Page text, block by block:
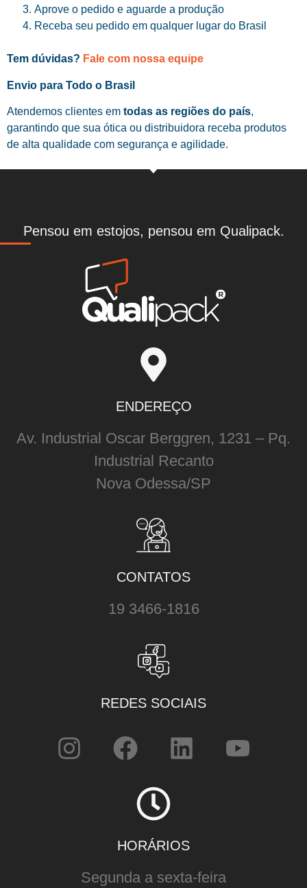
Aprove o pedido e aguarde a produção
Receba seu pedido em qualquer lugar do Brasil
Tem dúvidas? Fale com nossa equipe
Envio para Todo o Brasil
Atendemos clientes em todas as regiões do país,
garantindo que sua ótica ou distribuidora receba produtos
de alta qualidade com segurança e agilidade.
Pensou em estojos, pensou em Qualipack.
ENDEREÇO
Av. Industrial Oscar Berggren, 1231 – Pq.
Industrial Recanto
Nova Odessa/SP
CONTATOS
19 3466-1816
REDES SOCIAIS
HORÁRIOS
Segunda a sexta-feira